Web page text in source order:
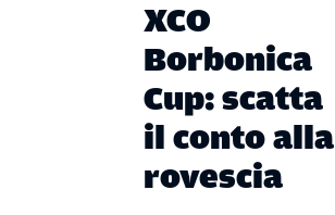
XCO
Borbonica
Cup: scatta
il conto alla
rovescia